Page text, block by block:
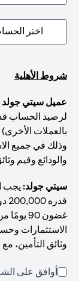
شروط الأهلية
عميل سيتي
وذلك في جميع
والودائع وقيم
سيتي جولد: يجب
غضون
الاستثمارات
وثائق التأمين،
أوافق على